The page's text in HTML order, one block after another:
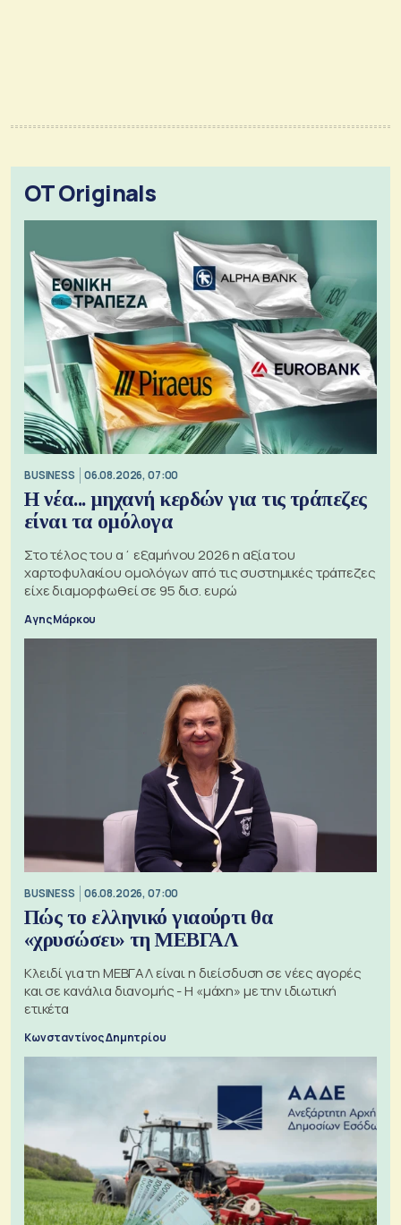
OT Originals
BUSINESS 06.08.2026, 07:00
Η νέα... μηχανή κερδών για τις τράπεζες
είναι τα ομόλογα
Στο τέλος του α΄ εξαμήνου 2026 η αξία του
χαρτοφυλακίου ομολόγων από τις συστημικές τράπεζες
είχε διαμορφωθεί σε 95 δισ. ευρώ
Αγης Μάρκου
BUSINESS 06.08.2026, 07:00
Πώς το ελληνικό γιαούρτι θα
«χρυσώσει» τη ΜΕΒΓΑΛ
Κλειδί για τη ΜΕΒΓΑΛ είναι η διείσδυση σε νέες αγορές
και σε κανάλια διανομής - Η «μάχη» με την ιδιωτική
ετικέτα
Κωνσταντίνος Δημητρίου